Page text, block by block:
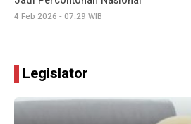
4 Feb 2026 - 07:29 WIB
Legislator